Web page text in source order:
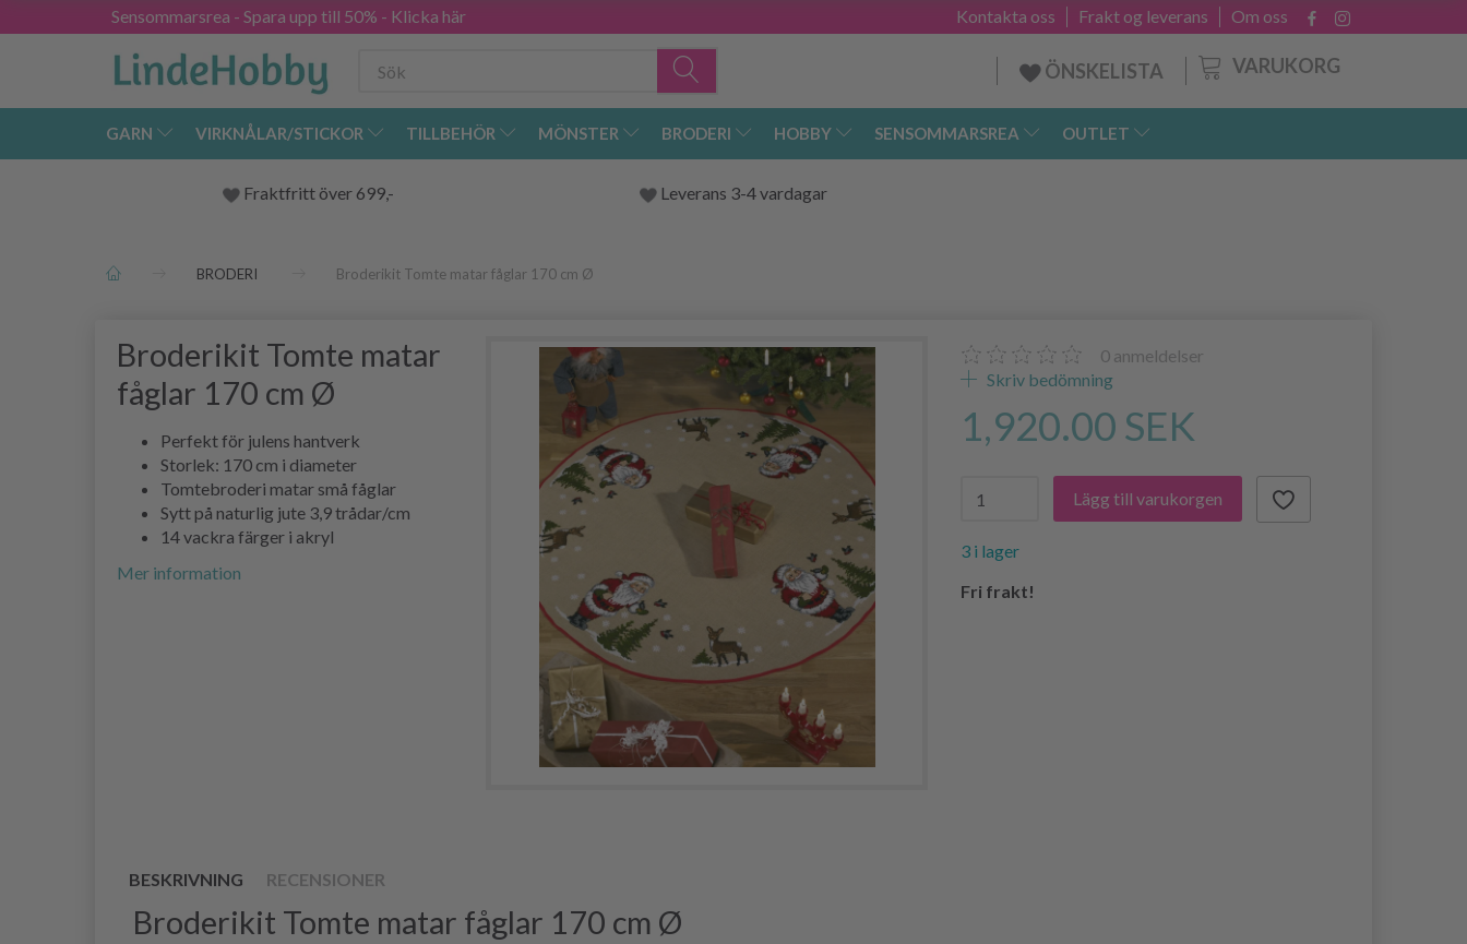
Sensommarsrea - Spara upp till 50% - Klicka här Om oss
Frakt og leverans
Kontakta oss
VARUKORG
ÖNSKELISTA
GARN VIRKNÅLAR/STICKOR TILLBEHÖR MÖNSTER BRODERI HOBBY SENSOMMARSREA OUTLET
Fraktfritt över 699,- Leverans 3-4 vardagar
BRODERI Broderikit Tomte matar fåglar 170 cm Ø
Broderikit Tomte matar
fåglar 170 cm Ø
Perfekt för julens hantverk
Storlek: 170 cm i diameter
Tomtebroderi matar små fåglar
Sytt på naturlig jute 3,9 trådar/cm
14 vackra färger i akryl
Mer information
0 anmeldelser
Skriv bedömning
1,920.00 SEK
Lägg till varukorgen
3 i lager
Fri frakt!
BESKRIVNING RECENSIONER
Broderikit Tomte matar fåglar 170 cm Ø